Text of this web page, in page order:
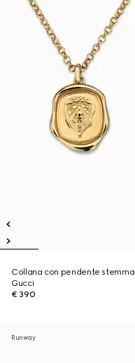
Collana con pendente stemma
Gucci
€ 390
Runway